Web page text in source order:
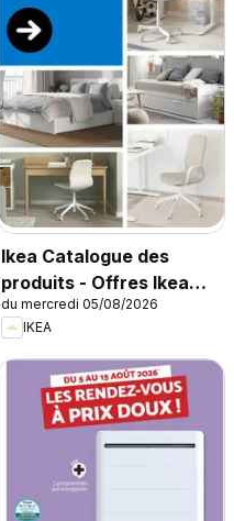
Ikea Catalogue des
produits - Offres Ikea
Family
du mercredi 05/08/2026
IKEA